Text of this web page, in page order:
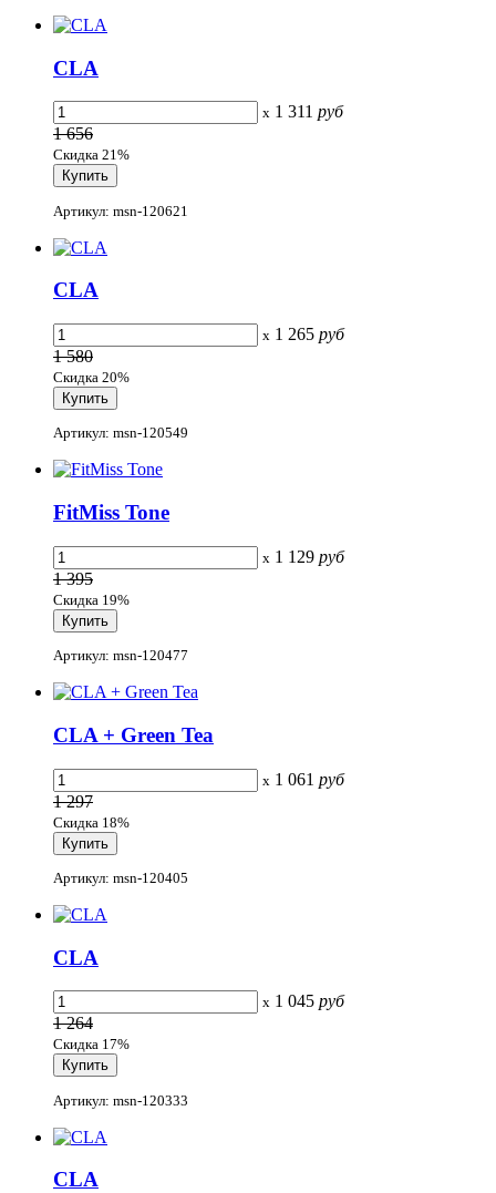
CLA
x 1 311 руб
1 656
Скидка 21%
Артикул: msn-120621
CLA
x 1 265 руб
1 580
Скидка 20%
Артикул: msn-120549
FitMiss Tone
x 1 129 руб
1 395
Скидка 19%
Артикул: msn-120477
CLA + Green Tea
x 1 061 руб
1 297
Скидка 18%
Артикул: msn-120405
CLA
x 1 045 руб
1 264
Скидка 17%
Артикул: msn-120333
CLA